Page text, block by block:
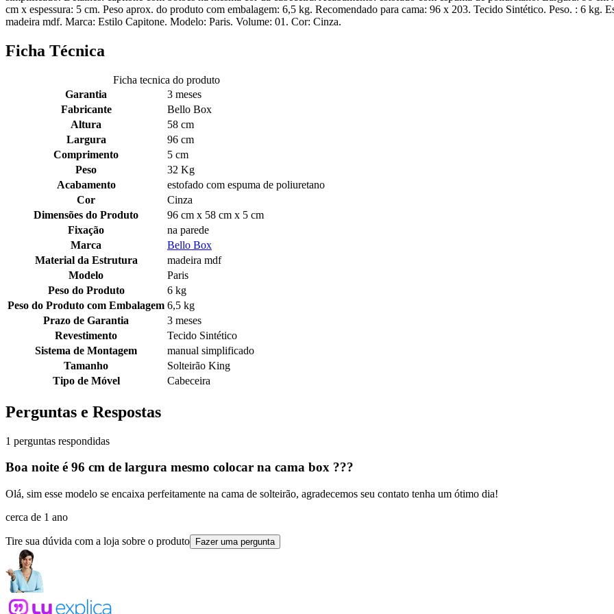
cm x espessura: 5 cm. Peso aprox. do produto com embalagem: 6,5 kg. Recomendado para cama: 96 x 203. Tecido Sintético. Peso. : 6 kg.
madeira mdf. Marca: Estilo Capitone. Modelo: Paris. Volume: 01. Cor: Cinza.
Ficha Técnica
Ficha tecnica do produto
Garantia
3 meses
Fabricante
Bello Box
Altura
58 cm
Largura
96 cm
Comprimento
5 cm
Peso
32 Kg
Acabamento
estofado com espuma de poliuretano
Cor
Cinza
Dimensões do Produto
96 cm x 58 cm x 5 cm
Fixação
na parede
Marca
Bello Box
Material da Estrutura
madeira mdf
Modelo
Paris
Peso do Produto
6 kg
Peso do Produto com Embalagem 6,5 kg
Prazo de Garantia
3 meses
Revestimento
Tecido Sintético
Sistema de Montagem
manual simplificado
Tamanho
Solteirão King
Tipo de Móvel
Cabeceira
Perguntas e Respostas
1 perguntas respondidas
Boa noite é 96 cm de largura mesmo colocar na cama box ???
Olá, sim esse modelo se encaixa perfeitamente na cama de solteirão, agradecemos seu contato tenha um ótimo dia!
cerca de 1 ano
Tire sua dúvida com a loja sobre o produto Fazer uma pergunta